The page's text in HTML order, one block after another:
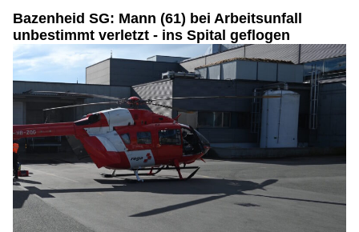
Bazenheid SG: Mann (61) bei Arbeitsunfall
unbestimmt verletzt - ins Spital geflogen